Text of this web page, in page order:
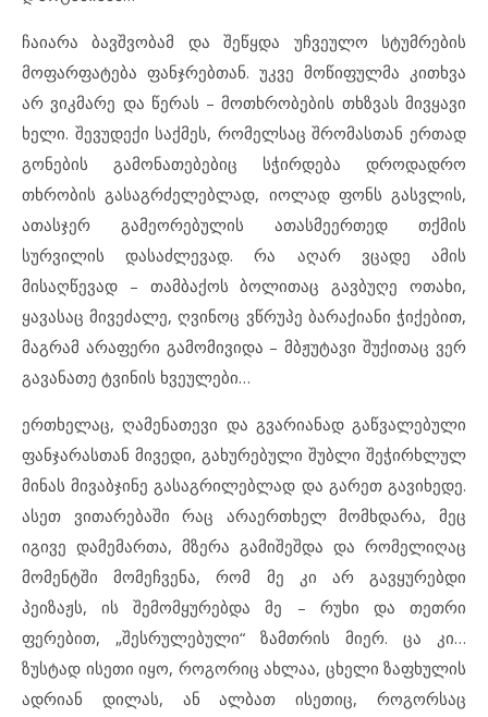
ჩაიარა ბავშვობამ და შეწყდა უჩვეულო სტუმრების
მოფარფატება ფანჯრებთან. უკვე მოწიფულმა კითხვა
არ ვიკმარე და წერას – მოთხრობების თხზვას მივყავი
ხელი. შევუდექი საქმეს, რომელსაც შრომასთან ერთად
გონების გამონათებებიც სჭირდება დროდადრო
თხრობის გასაგრძელებლად, იოლად ფონს გასვლის,
ათასჯერ გამეორებულის ათასმეერთედ თქმის
სურვილის დასაძლევად. რა აღარ ვცადე ამის
მისაღწევად – თამბაქოს ბოლითაც გავბუღე ოთახი,
ყავასაც მივეძალე, ღვინოც ვწრუპე ბარაქიანი ჭიქებით,
მაგრამ არაფერი გამომივიდა – მბჟუტავი შუქითაც ვერ
გავანათე ტვინის ხვეულები…
ერთხელაც, ღამენათევი და გვარიანად გაწვალებული
ფანჯარასთან მივედი, გახურებული შუბლი შეჭირხლულ
მინას მივაბჯინე გასაგრილებლად და გარეთ გავიხედე.
ასეთ ვითარებაში რაც არაერთხელ მომხდარა, მეც
იგივე დამემართა, მზერა გამიშეშდა და რომელიღაც
მომენტში მომეჩვენა, რომ მე კი არ გავყურებდი
პეიზაჟს, ის შემომყურებდა მე – რუხი და თეთრი
ფერებით, „შესრულებული“ ზამთრის მიერ. ცა კი…
ზუსტად ისეთი იყო, როგორიც ახლაა, ცხელი ზაფხულის
ადრიან დილას, ან ალბათ ისეთიც, როგორსაც